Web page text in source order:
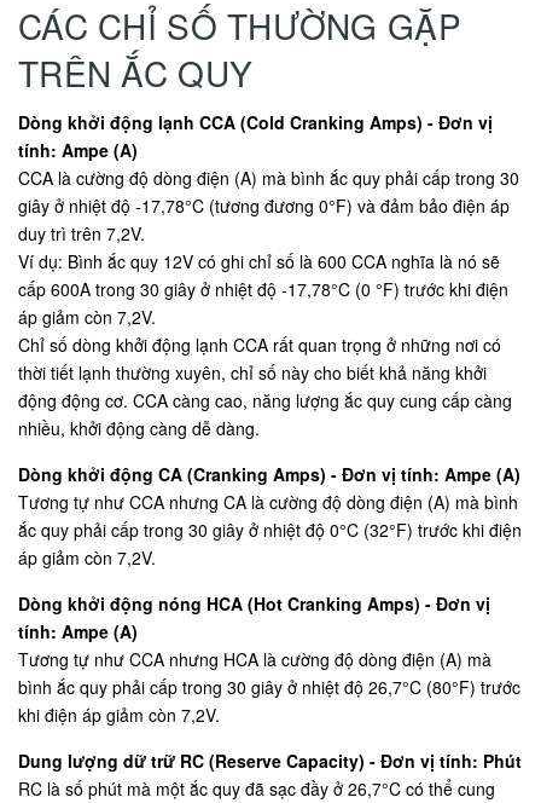
CÁC CHỈ SỐ THƯỜNG GẶP
TRÊN ẮC QUY
Dòng khởi động lạnh CCA (Cold Cranking Amps) - Đơn vị
tính: Ampe (A)
CCA là cường độ dòng điện (A) mà bình ắc quy phải cấp trong 30
giây ở nhiệt độ -17,78°C (tương đương 0°F) và đảm bảo điện áp
duy trì trên 7,2V.
Ví dụ: Bình ắc quy 12V có ghi chỉ số là 600 CCA nghĩa là nó sẽ
cấp 600A trong 30 giây ở nhiệt độ -17,78°C (0 °F) trước khi điện
áp giảm còn 7,2V.
Chỉ số dòng khởi động lạnh CCA rất quan trọng ở những nơi có
thời tiết lạnh thường xuyên, chỉ số này cho biết khả năng khởi
động động cơ. CCA càng cao, năng lượng ắc quy cung cấp càng
nhiều, khởi động càng dễ dàng.
Dòng khởi động CA (Cranking Amps) - Đơn vị tính: Ampe (A)
Tương tự như CCA nhưng CA là cường độ dòng điện (A) mà bình
ắc quy phải cấp trong 30 giây ở nhiệt độ 0°C (32°F) trước khi điện
áp giảm còn 7,2V.
Dòng khởi động nóng HCA (Hot Cranking Amps) - Đơn vị
tính: Ampe (A)
Tương tự như CCA nhưng HCA là cường độ dòng điện (A) mà
bình ắc quy phải cấp trong 30 giây ở nhiệt độ 26,7°C (80°F) trước
khi điện áp giảm còn 7,2V.
Dung lượng dữ trữ RC (Reserve Capacity) - Đơn vị tính: Phút
RC là số phút mà một ắc quy đã sạc đầy ở 26,7°C có thể cung